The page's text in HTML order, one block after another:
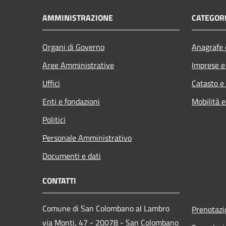
AMMINISTRAZIONE
Organi di Governo
Aree Amministrative
Uffici
Enti e fondazioni
Politici
Personale Amministrativo
Documenti e dati
Imprese
Catasto
Mobilità
CONTATTI
Comune di San Colombano al Lambro
via Monti, 47 - 20078 - San Colombano